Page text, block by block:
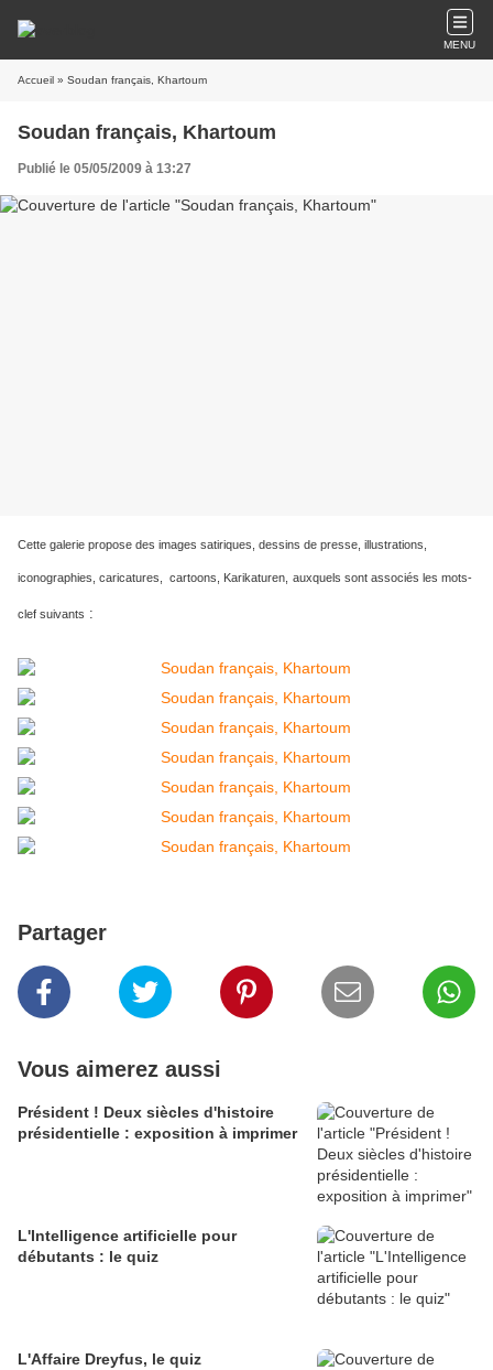
MENU
Accueil » Soudan français, Khartoum
Soudan français, Khartoum
Publié le 05/05/2009 à 13:27
Cette galerie propose des images satiriques, dessins de presse, illustrations,
iconographies, caricatures, cartoons, Karikaturen, auxquels sont associés les mots-
clef suivants :
Partager
Vous aimerez aussi
Président ! Deux siècles d'histoire
présidentielle : exposition à imprimer
L'Intelligence artificielle pour
débutants : le quiz
L'Affaire Dreyfus, le quiz